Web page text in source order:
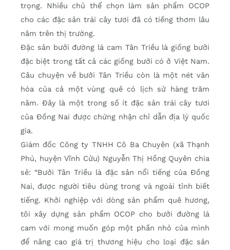
trọng. Nhiều chủ thể chọn làm sản phẩm OCOP
cho các đặc sản trái cây tươi đã có tiếng thơm lâu
năm trên thị trường.
Đặc sản bưởi đường lá cam Tân Triều là giống bưởi
đặc biệt trong tất cả các giống bưởi có ở Việt Nam.
Câu chuyện về bưởi Tân Triều còn là một nét văn
hóa của cả một vùng quê có lịch sử hàng trăm
năm. Đây là một trong số ít đặc sản trái cây tươi
của Đồng Nai được chứng nhận chỉ dẫn địa lý quốc
gia.
Giám đốc Công ty TNHH Cô Ba Chuyên (xã Thạnh
Phú, huyện Vĩnh Cửu) Nguyễn Thị Hồng Quyên chia
sẻ: “Bưởi Tân Triều là đặc sản nổi tiếng của Đồng
Nai, được người tiêu dùng trong và ngoài tỉnh biết
tiếng. Khởi nghiệp với dòng sản phẩm quê hương,
tôi xây dựng sản phẩm OCOP cho bưởi đường lá
cam với mong muốn góp một phần nhỏ của mình
để nâng cao giá trị thương hiệu cho loại đặc sản